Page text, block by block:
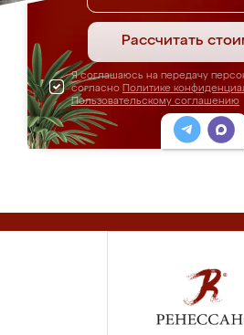
Рассчитать
Я соглашаюсь на передачу
согласно Политике
Пользовательскому соглашению